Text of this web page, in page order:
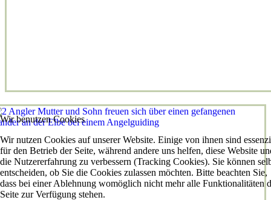
Wir benutzen Cookies
Wir nutzen Cookies auf unserer Website. Einige von ihnen sind
für den Betrieb der Seite, während andere uns helfen, diese Website
die Nutzererfahrung zu verbessern (Tracking Cookies). Sie können
entscheiden, ob Sie die Cookies zulassen möchten. Bitte beachten Sie,
dass bei einer Ablehnung womöglich nicht mehr alle Funktionalitäten
Seite zur Verfügung stehen.